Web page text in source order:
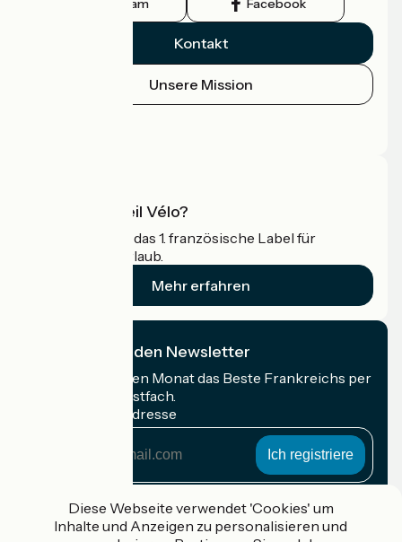
Instagram Facebook
Kontakt
Unsere Mission
Was ist Accueil Vélo?
Accueil Vélo ist das 1. französische Label für
Radfahrer im Urlaub.
Mehr erfahren
Ich abonniere den Newsletter
Erhalten Sie jeden Monat das Beste Frankreichs per
Rad in Ihrem Postfach.
Meine E-Mail-Adresse
Adresse
Gefördert im Rahmen von Destination France
Diese Webseite verwendet 'Cookies' um
Inhalte und Anzeigen zu personalisieren und